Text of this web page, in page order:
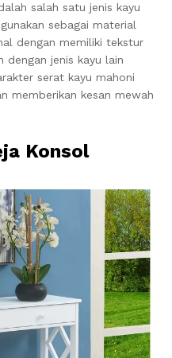
salah satu jenis kayu
sebagai material
dengan memiliki tekstur
dengan jenis kayu lain
serat kayu mahoni
memberikan kesan mewah
Konsol